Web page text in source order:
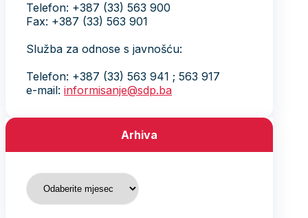
Telefon: +387 (33) 563 900
Fax: +387 (33) 563 901
Služba za odnose s javnošću:
Telefon: +387 (33) 563 941 ; 563 917
e-mail: informisanje@sdp.ba
Arhiva
Arhiva